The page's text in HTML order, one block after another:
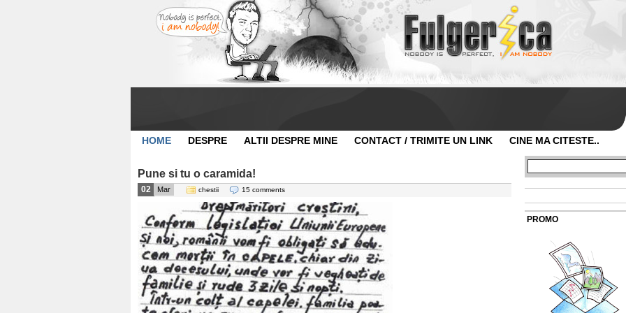
HOME DESPRE ALTII DESPRE MINE CONTACT / TRIMITE UN LINK CINE MA CITESTE..
Pune si tu o caramida!
02 Mar chestii 15 comments
PROMO